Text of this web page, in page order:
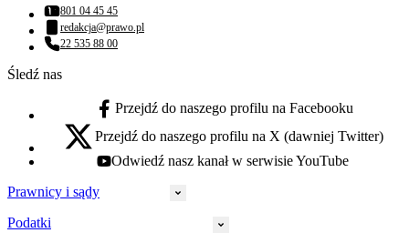
Numer telefonu:
801 04 45 45
Adres email:
redakcja@prawo.pl
Numer telefonu:
22 535 88 00
Śledź nas
facebook - otwiera się w nowej karcie
Przejdź do naszego profilu na Facebooku
x - otwiera się w nowej karcie
Przejdź do naszego profilu na X (dawniej Twitter)
youtube - otwiera się w nowej karcie
Odwiedź nasz kanał w serwisie YouTube
Prawnicy i sądy
Podatki